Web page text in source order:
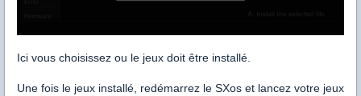
Ici vous choisissez ou le jeux doit être installé.
Une fois le jeux installé, redémarrez le SXos et lancez votre jeux